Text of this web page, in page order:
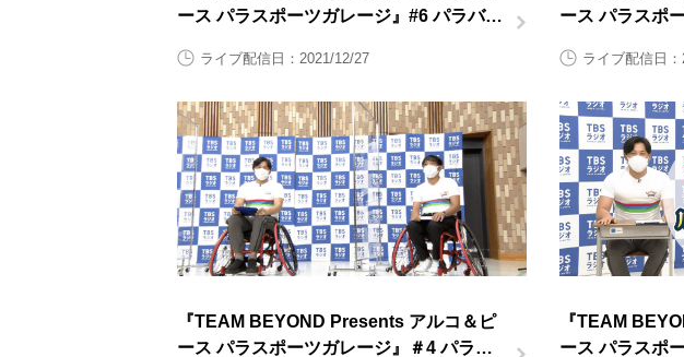
ース パラスポーツガレージ』#6 パラバド
ライブ配信日：2021/12/27
ース パラスポ
ライブ配信日
『TEAM BEYOND Presents アルコ＆ピ
ース パラスポーツガレージ』＃4 パラバ
『TEAM
ース パラスポ